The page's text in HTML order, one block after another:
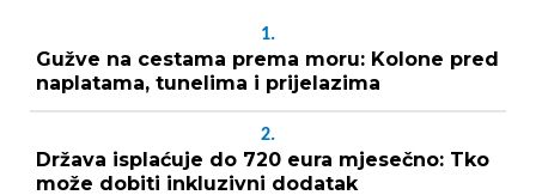
1.
Gužve na cestama prema moru: Kolone pred
naplatama, tunelima i prijelazima
2.
Država isplaćuje do 720 eura mjesečno: Tko
može dobiti inkluzivni dodatak